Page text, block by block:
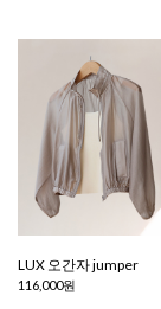
LUX 오간자 jumper
116,000원